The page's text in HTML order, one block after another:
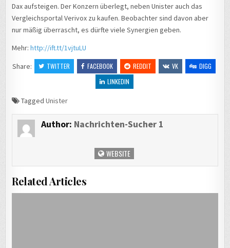
Dax aufsteigen. Der Konzern überlegt, neben Unister auch das
Vergleichsportal Verivox zu kaufen. Beobachter sind davon aber
nur mäßig überrascht, es dürfte viele Synergien geben.
Mehr:http://ift.tt/1vjtuLU
Share:
TWITTER FACEBOOK REDDIT VK
DIGG
LINKEDIN
TaggedUnister
Author: Nachrichten-Sucher 1
WEBSITE
Related Articles